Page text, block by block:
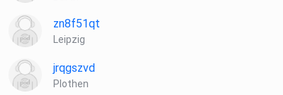
zn8f51qt
Leipzig
jrqgszvd
Plothen